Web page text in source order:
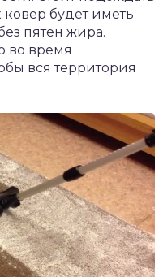
ковер будет иметь
пятен жира.
во время
вся территория